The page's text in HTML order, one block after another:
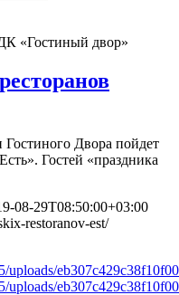
«Гостиный двор»
Гостиного Двора пойдет
Гостей «праздника
08-29T08:50:00+03:00
restoranov-est/
uploads/
uploads/